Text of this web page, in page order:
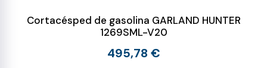
Cortacésped de gasolina GARLAND HUNTER
1269SML-V20
495,78 €